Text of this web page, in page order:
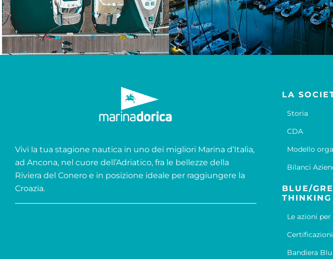
Vivi la tua stagione nautica in uno dei migliori Marina d’Italia,
ad Ancona, nel cuore dell’Adriatico, fra le bellezze della
Riviera del Conero e in posizione ideale per raggiungere la
Croazia.
LA
Storia
CDA
Modello
Bilanci
BLUE/
THINKING
Le azioni
Certificazioni
Bandiera Blu